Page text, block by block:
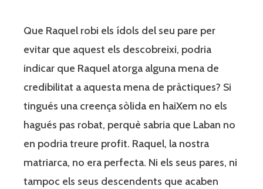
Que Raquel robi els ídols del seu pare per
evitar que aquest els descobreixi, podria
indicar que Raquel atorga alguna mena de
credibilitat a aquesta mena de pràctiques? Si
tingués una creença sòlida en haiXem no els
hagués pas robat, perquè sabria que Laban no
en podria treure profit. Raquel, la nostra
matriarca, no era perfecta. Ni els seus pares, ni
tampoc els seus descendents que acaben